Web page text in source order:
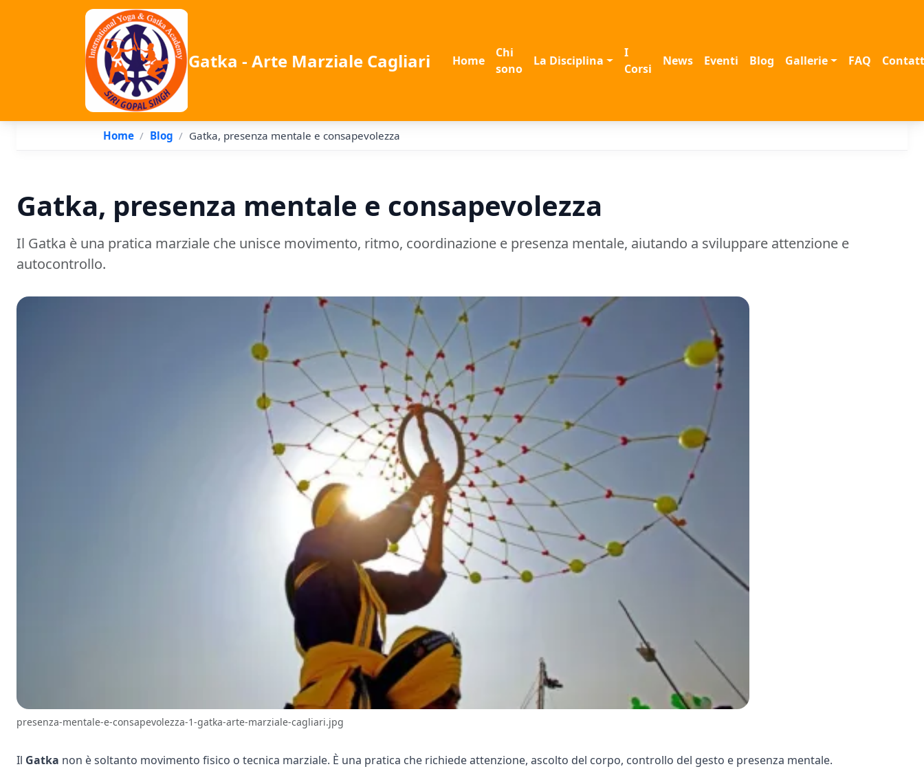
Gatka - Arte Marziale Cagliari Home
Chi
sono
La Disciplina
I
Corsi
News Eventi Blog Gallerie FAQ
Home Blog Gatka, presenza mentale e consapevolezza
Gatka, presenza mentale e consapevolezza
Il Gatka è una pratica marziale che unisce movimento, ritmo, coordinazione e presenza mentale, aiutando a sviluppare attenzione e
autocontrollo.
presenza-mentale-e-consapevolezza-1-gatka-arte-marziale-cagliari.jpg
Il Gatka non è soltanto movimento fisico o tecnica marziale. È una pratica che richiede attenzione, ascolto del corpo, controllo del gesto e presenza mentale.